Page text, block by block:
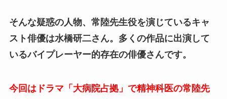
そんな疑惑の人物、常陸先生役を演じているキャ
スト俳優は水橋研二さん。多くの作品に出演して
いるバイプレーヤー的存在の俳優さんです。
今回はドラマ「大病院占拠」で精神科医の常陸先